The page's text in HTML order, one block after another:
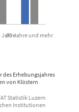
des Erhebungsjahres
von Klöstern
Jahre
95 Jahre und mehr
Statistik Luzern
Institutionen